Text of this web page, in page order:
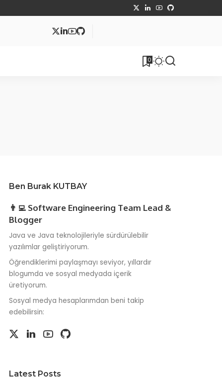
0
Ben Burak KUTBAY
👨‍💻 Software Engineering Team Lead &
Blogger
Java ve Java teknolojileriyle sürdürülebilir
yazılımlar geliştiriyorum.
Öğrendiklerimi paylaşmayı seviyor, yıllardır
blogumda ve sosyal medyada içerik
üretiyorum.
Sosyal medya hesaplarımdan beni takip
edebilirsin:
Latest Posts